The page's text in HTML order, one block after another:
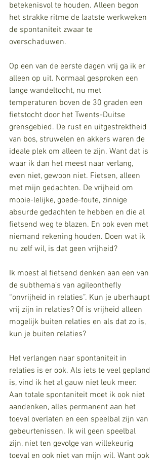
betekenisvol te houden. Alleen begon
het strakke ritme de laatste werkweken
de spontaniteit zwaar te
overschaduwen.
Op een van de eerste dagen vrij ga ik er
alleen op uit. Normaal gesproken een
lange wandeltocht, nu met
temperaturen boven de 30 graden een
fietstocht door het Twents-Duitse
grensgebied. De rust en uitgestrektheid
van bos, struwelen en akkers waren de
ideale plek om alleen te zijn. Want dat is
waar ik dan het meest naar verlang,
even niet, gewoon niet. Fietsen, alleen
met mijn gedachten. De vrijheid om
mooie-lelijke, goede-foute, zinnige
absurde gedachten te hebben en die al
fietsend weg te blazen. En ook even met
niemand rekening houden. Doen wat ik
nu zelf wil, is dat geen vrijheid?
Ik moest al fietsend denken aan een van
de subthema’s van agileonthefly
“onvrijheid in relaties”. Kun je uberhaupt
vrij zijn in relaties? Of is vrijheid alleen
mogelijk buiten relaties en als dat zo is,
kun je buiten relaties?
Het verlangen naar spontaniteit in
relaties is er ook. Als iets te veel gepland
is, vind ik het al gauw niet leuk meer.
Aan totale spontaniteit moet ik ook niet
aandenken, alles permanent aan het
toeval overlaten en een speelbal zijn van
gebeurtenissen. Ik wil geen speelbal
zijn, niet ten gevolge van willekeurig
toeval en ook niet van mijn wil. Want ook